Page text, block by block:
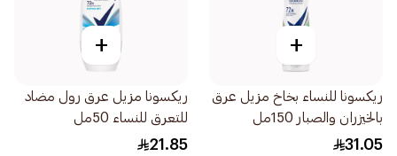
+
ريكسونا للنساء بخاخ مزيل عرق
بالخيزران والصبار 150مل
31.05
+
ريكسونا مزيل عرق رول مضاد
للتعرق للنساء 50مل
21.85